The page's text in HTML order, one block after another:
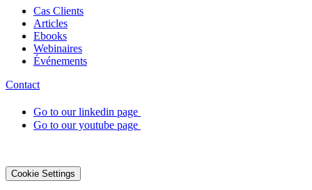
Cas Clients
Articles
Ebooks
Webinaires
Événements
Contact
Go to our linkedin page
Go to our youtube page
Cookie Settings